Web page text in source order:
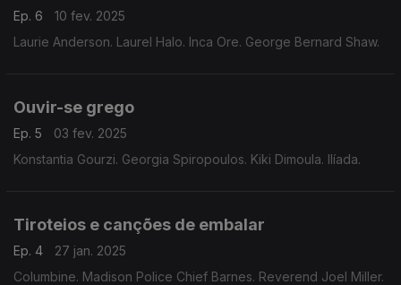
Ep. 6
10 fev. 2025
Laurie Anderson. Laurel Halo. Inca Ore. George Bernard Shaw.
Ouvir-se grego
Ep. 5
03 fev. 2025
Konstantia Gourzi. Georgia Spiropoulos. Kiki Dimoula. Ilíada.
Tiroteios e canções de embalar
Ep. 4
27 jan. 2025
Columbine. Madison Police Chief Barnes. Reverend Joel Miller.